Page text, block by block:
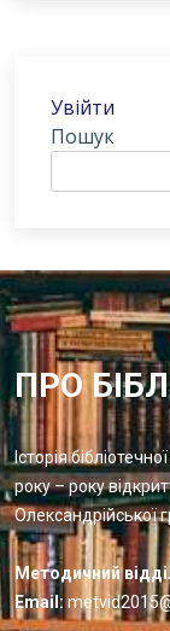
Увійти
Пошук
ПРО
Історія
року – року
Олександрійської
Методичний
Email: